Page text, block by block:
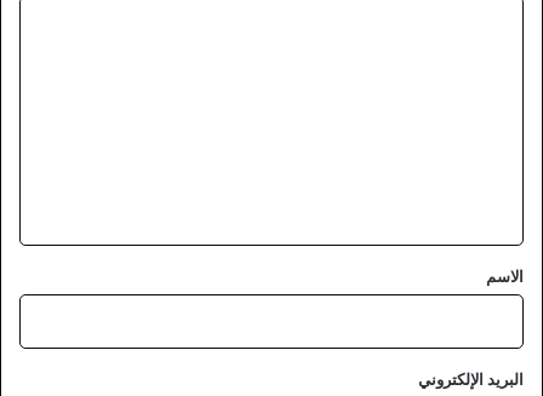
*
الاسم
البريد الإلكتروني